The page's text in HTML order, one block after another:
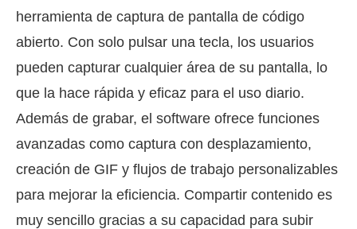
herramienta de captura de pantalla de código
abierto. Con solo pulsar una tecla, los usuarios
pueden capturar cualquier área de su pantalla, lo
que la hace rápida y eficaz para el uso diario.
Además de grabar, el software ofrece funciones
avanzadas como captura con desplazamiento,
creación de GIF y flujos de trabajo personalizables
para mejorar la eficiencia. Compartir contenido es
muy sencillo gracias a su capacidad para subir